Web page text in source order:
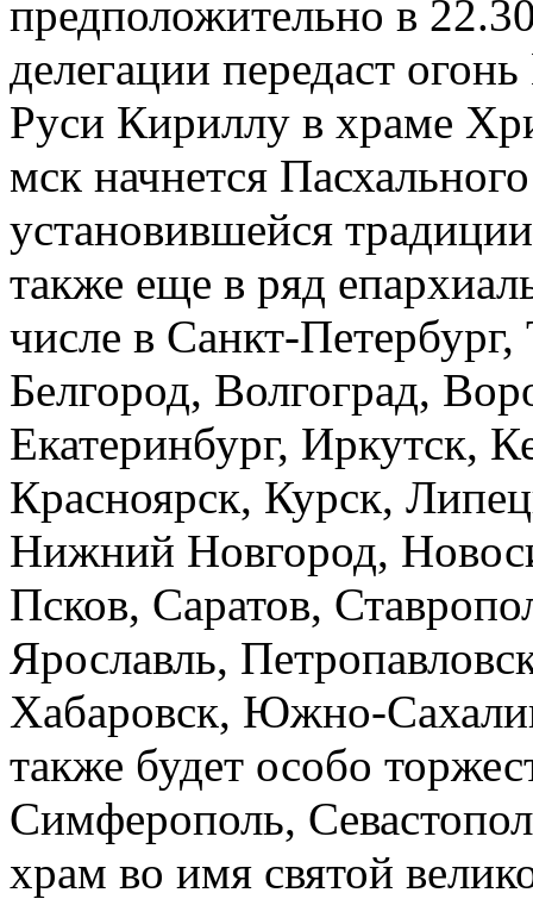
предположительно в
делегации передаст
Руси Кириллу в храме
мск начнется
установившейся
также еще в ряд
числе в Санкт-
Белгород, Волгоград,
Екатеринбург, Иркутск,
Красноярск, Курск,
Нижний Новгород,
Псков, Саратов,
Ярославль,
Хабаровск, Южно-
также будет особо
Симферополь,
храм во имя святой